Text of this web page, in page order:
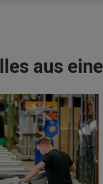
aus